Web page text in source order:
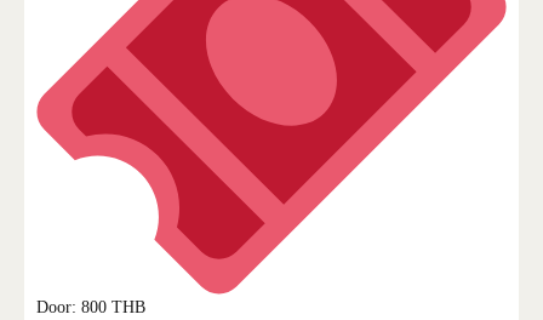
Door: 800 THB